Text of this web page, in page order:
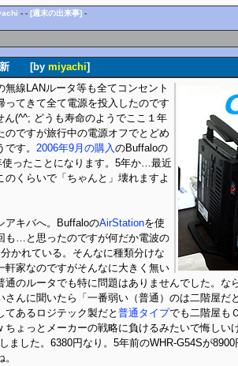
- - [週末の出来事] -
新 [by miyachi]
無線LANルータ等も全てコンセント
ってきて全て電源を投入したのです
ん(^^; どうも寿命のようでここ１年
のですが旅行中の電源オフでとどめ
す。 2006年9月の購入 のBuffaloの
使ったことになります。5年か…最近
のくらいで「ちゃんと」壊れますよ
アキバへ。BuffaloのAirStationを使
も…と思ったのですが何だか電波の
かれている。そんなに種類分けな
軒家なのですがそんなに大きく無い
通のルータでも特に問題はありませんでした。な
さんに聞いたら「一番弱い（普通）のは二階屋だ
てあるロジテック製だと 普通タイプでも二階屋も
ちょっとメーカーの戦略に負けるみたいで悔しい
ました。6380円なり。5年前のWHR-G54Sが